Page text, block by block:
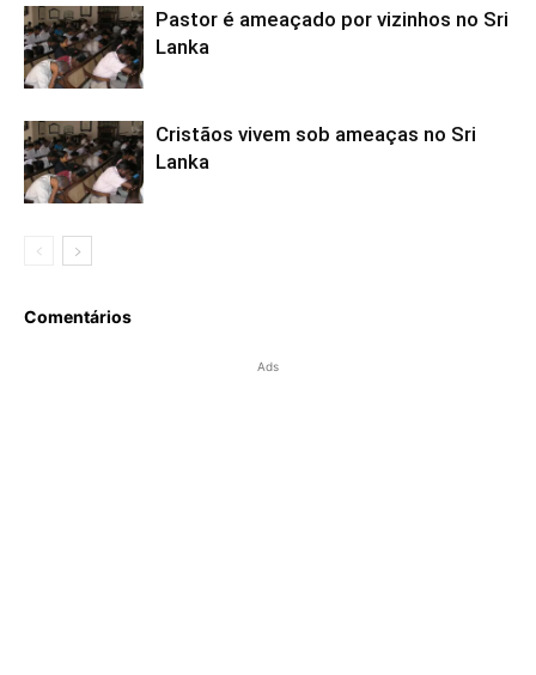
Pastor é ameaçado por vizinhos no Sri
Lanka
Cristãos vivem sob ameaças no Sri
Lanka
Comentários
Ads